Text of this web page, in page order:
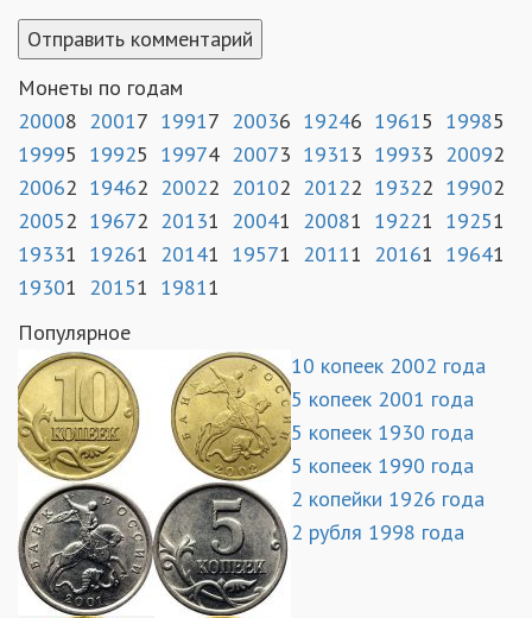
Монеты по годам
20008 20017 19917 20036 19246 19615 19985
19995 19925 19974 20073 19313 19933 20092
20062 19462 20022 20102 20122 19322 19902
20052 19672 20131 20041 20081 19221 19251
19331 19261 20141 19571 20111 20161 19641
19301 20151 19811
Популярное
10 копеек 2002 года
5 копеек 2001 года
5 копеек 1930 года
5 копеек 1990 года
2 копейки 1926 года
2 рубля 1998 года